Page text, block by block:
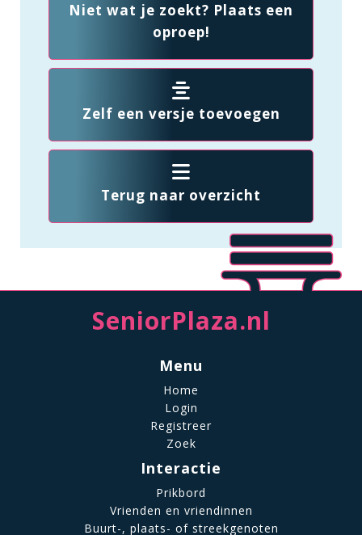
Niet wat je zoekt? Plaats een
oproep!
Zelf een versje toevoegen
Terug naar overzicht
SeniorPlaza.nl
Menu
Home
Login
Registreer
Zoek
Interactie
Prikbord
Vrienden en vriendinnen
Buurt-, plaats- of streekgenoten